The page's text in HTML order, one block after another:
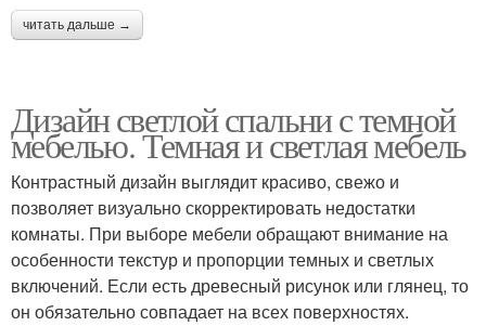
читать дальше →
Дизайн светлой спальни с темной
мебелью. Темная и светлая мебель
Контрастный дизайн выглядит красиво, свежо и
позволяет визуально скорректировать недостатки
комнаты. При выборе мебели обращают внимание на
особенности текстур и пропорции темных и светлых
включений. Если есть древесный рисунок или глянец, то
он обязательно совпадает на всех поверхностях.